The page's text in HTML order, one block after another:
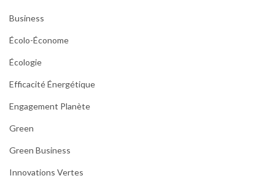
Business
Écolo-Économe
Écologie
Efficacité Énergétique
Engagement Planète
Green
Green Business
Innovations Vertes